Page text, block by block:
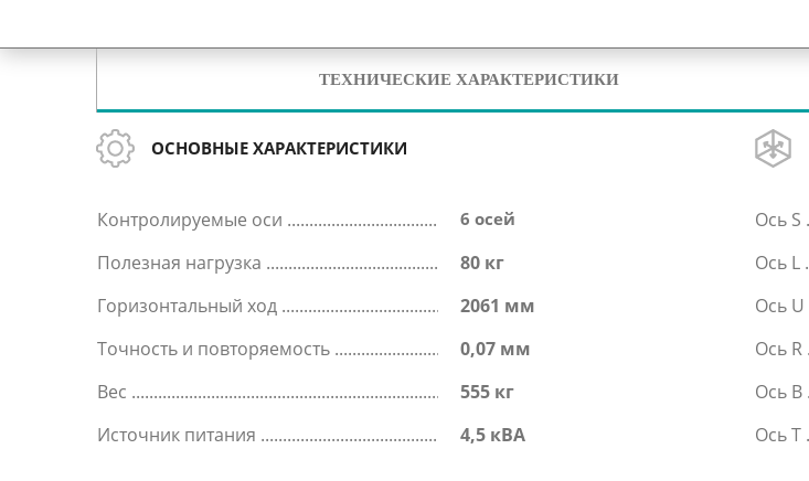
ТЕХНИЧЕСКИЕ ХАРАКТЕРИСТИКИ
ОСНОВНЫЕ ХАРАКТЕРИСТИКИ
Контролируемые оси 6 осей
Полезная нагрузка
80 кг
Горизонтальный ход
2061 мм
Точность и повторяемость
0,07 мм
Вес
555 кг
Источник питания
4,5 кВА
Ось S
Ось L
Ось U
Ось R
Ось B
Ось T